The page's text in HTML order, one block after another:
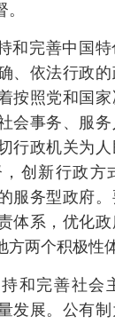
和完善中国
、依法行政的
按照党和国
会事务、服
行政机关为
创新行政方
服务型政府
体系，优化
两个积极性
和完善社会
发展。公有